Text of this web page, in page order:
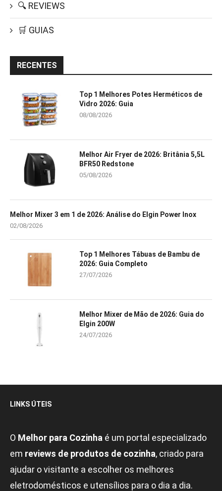
🔍 REVIEWS
🛒 GUIAS
RECENTES
Top 1 Melhores Potes Herméticos de
Vidro 2026: Guia
08/08/2026
Melhor Air Fryer de 2026: Britânia 5,5L
BFR50 Redstone
05/08/2026
Melhor Mixer 3 em 1 de 2026: Análise do Elgin Power Inox
02/08/2026
Top 1 Melhores Tábuas de Bambu de
2026: Guia Completo
27/07/2026
Melhor Mixer de Mão de 2026: Guia do
Elgin 200W
24/07/2026
LINKS ÚTEIS
O Melhor para Cozinha é um portal especializado
em reviews de produtos de cozinha, criado para
ajudar o visitante a escolher os melhores
eletrodomésticos e utensílios para o dia a dia.